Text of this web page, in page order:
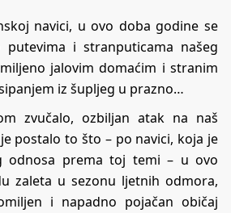
navici, u ovo doba godine se
putevima i stranputicama našeg
jalovim domaćim i stranim
iz šupljeg u prazno…
zvučalo, ozbiljan atak na naš
postalo to što – po navici, koja je
odnosa prema toj temi – u ovo
zaleta u sezonu ljetnih odmora,
i napadno pojačan običaj